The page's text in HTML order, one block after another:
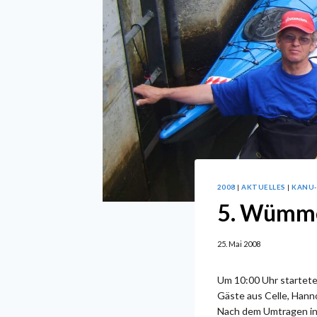
2008 |AKTUELLES |
5.
25. Mai 2008
Um 10:00 Uhr
Gäste aus Celle,
Nach dem Umtragen